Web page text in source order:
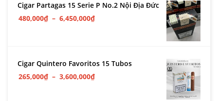
Cigar Partagas 15 Serie P No.2 Nội Địa Đức
480,000₫ – 6,450,000₫
Cigar Quintero Favoritos 15 Tubos
265,000₫ – 3,600,000₫